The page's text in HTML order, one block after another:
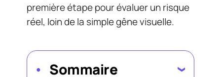
première étape pour évaluer un risque
réel, loin de la simple gêne visuelle.
Sommaire